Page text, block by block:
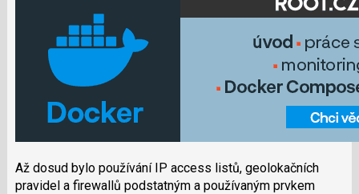
Až dosud bylo používání IP access listů, geolokačních
pravidel a firewallů podstatným a používaným prvkem